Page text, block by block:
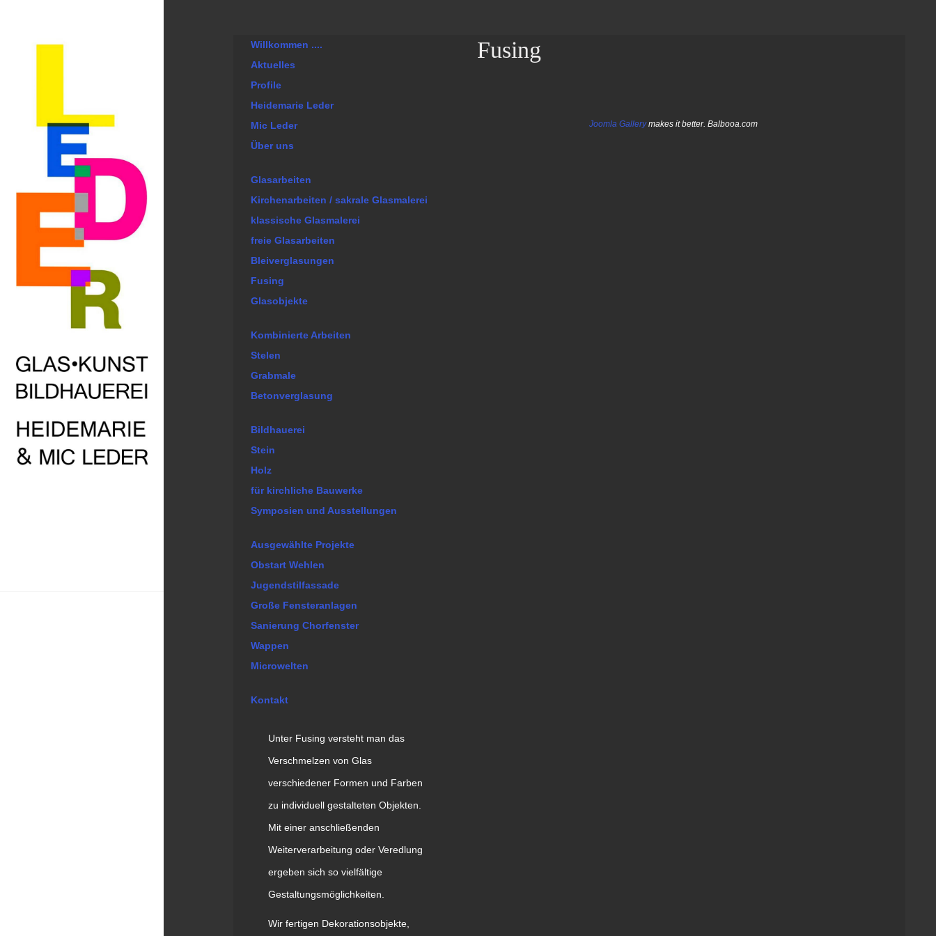
Fusing
Joomla Gallerymakes it better. Balbooa.com
Willkommen ....
Aktuelles
Profile
Heidemarie Leder
Mic Leder
Über uns
Glasarbeiten
Kirchenarbeiten / sakrale Glasmalerei
klassische Glasmalerei
freie Glasarbeiten
Bleiverglasungen
Fusing
Glasobjekte
Kombinierte Arbeiten
Stelen
Grabmale
Betonverglasung
Bildhauerei
Stein
Holz
für kirchliche Bauwerke
Symposien und Ausstellungen
Ausgewählte Projekte
Obstart Wehlen
Jugendstilfassade
Große Fensteranlagen
Sanierung Chorfenster
Wappen
Microwelten
Kontakt
Unter Fusing versteht man das
Verschmelzen von Glas
verschiedener Formen und Farben
zu individuell gestalteten Objekten.
Mit einer anschließenden
Weiterverarbeitung oder Veredlung
ergeben sich so vielfältige
Gestaltungsmöglichkeiten.
Wir fertigen Dekorationsobjekte,